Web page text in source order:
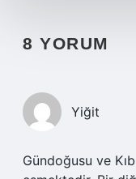
8 YORUM
Yiğit
Gündoğusu ve